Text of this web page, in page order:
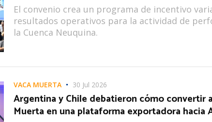
El convenio crea un programa de incentivo
resultados operativos para la actividad de
la Cuenca Neuquina.
VACA MUERTA 30 Jul 2026
Argentina y Chile debatieron cómo convertir
Muerta en una plataforma exportadora hacia